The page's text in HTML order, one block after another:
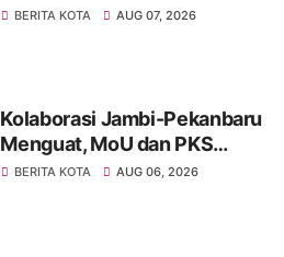
Warga Diminta Waspada
BERITA KOTA AUG 07, 2026
Kolaborasi Jambi-Pekanbaru
Menguat, MoU dan PKS
Ditandatangani pada Gala
BERITA KOTA AUG 06, 2026